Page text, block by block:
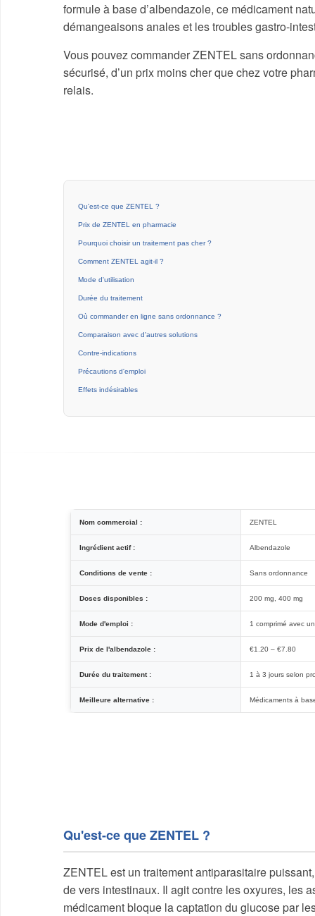
formule à base d’albendazole, ce médicament
démangeaisons anales et les troubles gastro-
Vous pouvez commander ZENTEL sans
sécurisé, d’un prix moins cher que chez votre
relais.
Qu'est-ce que ZENTEL ?
Prix de ZENTEL en pharmacie
Pourquoi choisir un traitement pas cher ?
Comment ZENTEL agit-il ?
Mode d'utilisation
Durée du traitement
Où commander en ligne sans ordonnance ?
Comparaison avec d'autres solutions
Contre-indications
Précautions d'emploi
Effets indésirables
Nom commercial : ZENTEL
Ingrédient actif : Albendazole
Conditions de vente : Sans ordonnance
Doses disponibles : 200 mg, 400 mg
Mode d'emploi : 1 comprimé avec
Prix de l'albendazole : €1.20 – €7.80
Durée du traitement : 1 à 3 jours selon
Meilleure alternative : Médicaments à
Qu'est-ce que ZENTEL ?
ZENTEL est un traitement antiparasitaire
de vers intestinaux. Il agit contre les oxyures, les
médicament bloque la captation du glucose par